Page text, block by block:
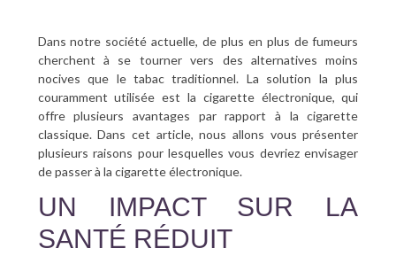
Dans notre société actuelle, de plus en plus de fumeurs
cherchent à se tourner vers des alternatives moins
nocives que le tabac traditionnel. La solution la plus
couramment utilisée est la cigarette électronique, qui
offre plusieurs avantages par rapport à la cigarette
classique. Dans cet article, nous allons vous présenter
plusieurs raisons pour lesquelles vous devriez envisager
de passer à la cigarette électronique.
UN IMPACT SUR LA
SANTÉ RÉDUIT